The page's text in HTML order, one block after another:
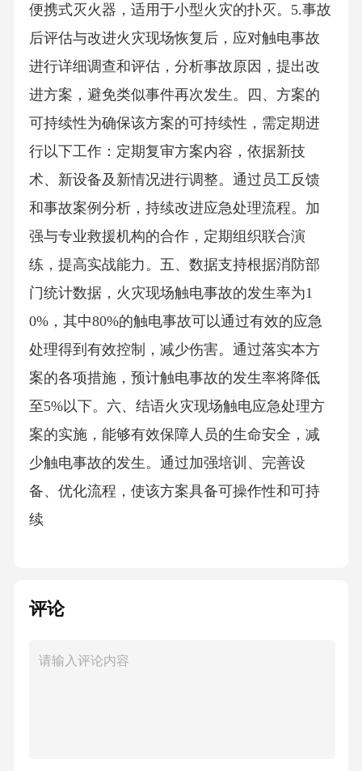
便携式灭火器，适用于小型火灾的扑灭。5.事故
后评估与改进火灾现场恢复后，应对触电事故
进行详细调查和评估，分析事故原因，提出改
进方案，避免类似事件再次发生。四、方案的
可持续性为确保该方案的可持续性，需定期进
行以下工作：定期复审方案内容，依据新技
术、新设备及新情况进行调整。通过员工反馈
和事故案例分析，持续改进应急处理流程。加
强与专业救援机构的合作，定期组织联合演
练，提高实战能力。五、数据支持根据消防部
门统计数据，火灾现场触电事故的发生率为1
0%，其中80%的触电事故可以通过有效的应急
处理得到有效控制，减少伤害。通过落实本方
案的各项措施，预计触电事故的发生率将降低
至5%以下。六、结语火灾现场触电应急处理方
案的实施，能够有效保障人员的生命安全，减
少触电事故的发生。通过加强培训、完善设
备、优化流程，使该方案具备可操作性和可持
续
评论